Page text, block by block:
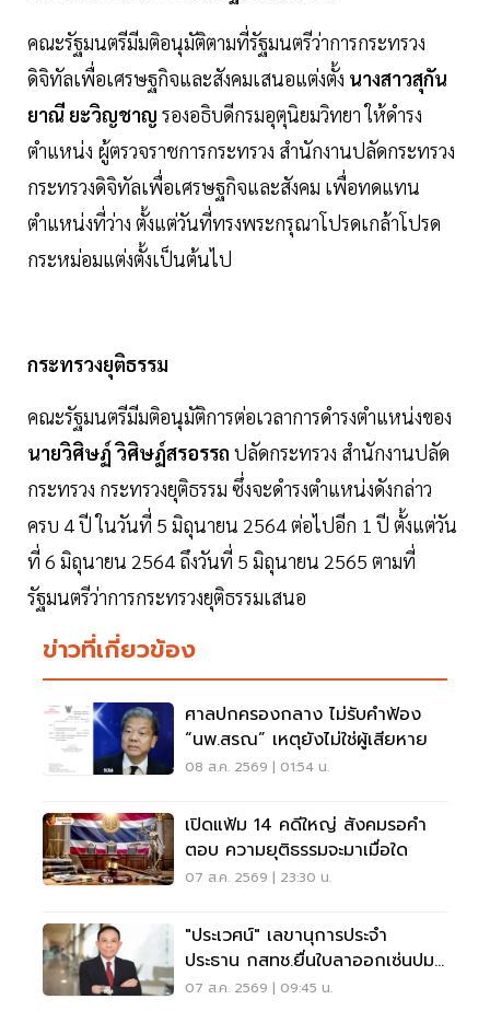
คณะรัฐมนตรีมีมติอนุมัติตามที่รัฐมนตรีว่าการกระทรวง
ดิจิทัลเพื่อเศรษฐกิจและสังคมเสนอแต่งตั้ง นางสาวสุกัน
ยาณี ยะวิญชาญ รองอธิบดีกรมอุตุนิยมวิทยา ให้ดำรง
ตำแหน่ง ผู้ตรวจราชการกระทรวง สำนักงานปลัดกระทรวง
กระทรวงดิจิทัลเพื่อเศรษฐกิจและสังคม เพื่อทดแทน
ตำแหน่งที่ว่าง ตั้งแต่วันที่ทรงพระกรุณาโปรดเกล้าโปรด
กระหม่อมแต่งตั้งเป็นต้นไป
กระทรวงยุติธรรม
คณะรัฐมนตรีมีมติอนุมัติการต่อเวลาการดำรงตำแหน่งของ
นายวิศิษฏ์ วิศิษฏ์สรอรรถ ปลัดกระทรวง สำนักงานปลัด
กระทรวง กระทรวงยุติธรรม ซึ่งจะดำรงตำแหน่งดังกล่าว
ครบ 4 ปี ในวันที่ 5 มิถุนายน 2564 ต่อไปอีก 1 ปี ตั้งแต่วัน
ที่ 6 มิถุนายน 2564 ถึงวันที่ 5 มิถุนายน 2565 ตามที่
รัฐมนตรีว่าการกระทรวงยุติธรรมเสนอ
ข่าวที่เกี่ยวข้อง
ศาลปกครองกลาง ไม่รับคำฟ้อง
“นพ.สรณ” เหตุยังไม่ใช่ผู้เสียหาย
08 ส.ค. 2569 | 01:54 น.
เปิดแฟ้ม 14 คดีใหญ่ สังคมรอคำ
ตอบ ความยุติธรรมจะมาเมื่อใด
07 ส.ค. 2569 | 23:30 น.
"ประเวศน์" เลขานุการประจำ
ประธาน กสทช.ยื่นใบลาออกเซ่นปม
คุณสมบัตินพ.สรณ
07 ส.ค. 2569 | 09:45 น.